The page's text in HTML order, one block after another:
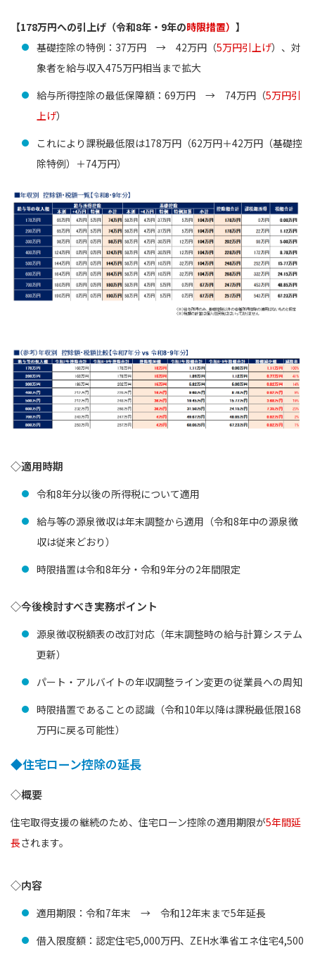
【178万円への引上げ（令和8年・9年の時限措置） 】
基礎控除の特例：37万円 → 42万円（5万円引上げ）、対
象者を給与収入475万円相当まで拡大
給与所得控除の最低保障額：69万円 → 74万円（5万円引
上げ）
これにより課税最低限は178万円（62万円＋42万円（基礎控
除特例）＋74万円）
◇適用時期
令和8年分以後の所得税について適用
給与等の源泉徴収は年末調整から適用（令和8年中の源泉徴
収は従来どおり）
時限措置は令和8年分・令和9年分の2年間限定
◇今後検討すべき実務ポイント
源泉徴収税額表の改訂対応（年末調整時の給与計算システム
更新）
パート・アルバイトの年収調整ライン変更の従業員への周知
時限措置であることの認識（令和10年以降は課税最低限168
万円に戻る可能性）
◆住宅ローン控除の延長
◇概要
住宅取得支援の継続のため、住宅ローン控除の適用期限が5年間延
長されます。
◇内容
適用期限：令和7年末 → 令和12年末まで5年延長
借入限度額：認定住宅5,000万円、ZEH水準省エネ住宅4,500